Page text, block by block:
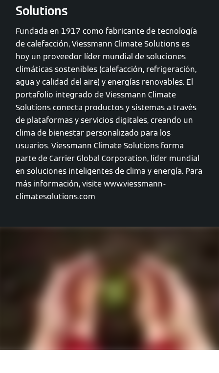
Solutions
Fundada en 1917 como fabricante de tecnología
de calefacción, Viessmann Climate Solutions es
hoy un proveedor líder mundial de soluciones
climáticas sostenibles (calefacción, refrigeración,
agua y calidad del aire) y energías renovables. El
portafolio integrado de Viessmann Climate
Solutions conecta productos y sistemas a través
de plataformas y servicios digitales, creando un
clima de bienestar personalizado para los
usuarios. Viessmann Climate Solutions forma
parte de Carrier Global Corporation, líder mundial
en soluciones inteligentes de clima y energía. Para
más información, visite www.viessmann-
climatesolutions.com